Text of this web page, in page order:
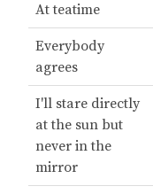
At teatime
Everybody
agrees
I'll stare directly
at the sun but
never in the
mirror